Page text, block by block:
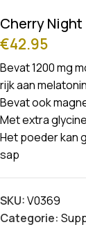
Cherry Night
€42.95
Bevat 1200 mg
rijk aan
Bevat ook
Met extra glycine
Het poeder kan
sap
SKU:V0369
Categorie: